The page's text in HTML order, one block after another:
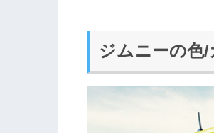
ジムニーの色